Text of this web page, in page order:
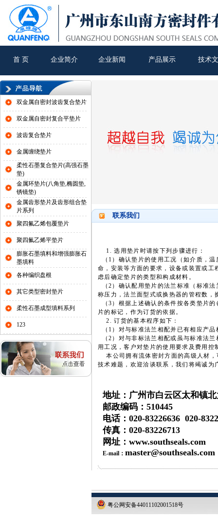
首 页 企业简介 企业新闻 产品展示 技术
双金属自密封波齿复合垫片
双金属自密封复合平垫片
波齿复合垫片
金属缠绕垫片
柔性石墨复合垫片(高强石墨
垫)
金属环垫片(八角垫,椭圆垫,
锈镜垫)
金属齿形垫片及齿形组合垫
片系列
聚四氟乙烯包覆垫片
聚四氟乙烯平垫片
膨胀石墨填料和增强膨胀石
墨填料
各种编织盘根
其它类型密封垫片
柔性石墨成型填料系列
123
联系我们
1. 选用垫片时请按下列步骤进行：
（1）确认垫片的使用工况（如介质，
命，安装等方面的要求，设备或装置或
虑后确定垫片的类型和构成材料。
（2）确认配用垫片的法兰标准（标准
称压力，法兰面型式或换热器的管程数，
（3）根据上述确认的条件按各类垫片
片的标记，作为订货的依据。
2. 订货的基本程序如下：
（1）对与标准法兰相配并已有相应产
（2）对与非标法兰相配或虽与标准法
用工况，客户对垫片的使用要求及费用
本公司拥有流体密封方面的高级人材，
技术难题，欢迎洽谈联系，我们将竭诚为
地址：广州市白云区太和镇
邮政编码：510445
电话：020-83226636 020-
传真：020-83226713
网址：www.southseals.com
E-mail： master@southseals.com
粤公网安备44011102001518号